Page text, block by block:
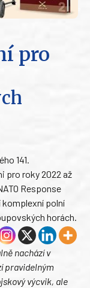
pro
141.
pro roky 2022 až
Response
komplexní polní
horách.
nachází v
pravidelným
výcvik, ale